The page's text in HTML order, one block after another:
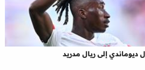
ديوماندي إلى ريال مدريد